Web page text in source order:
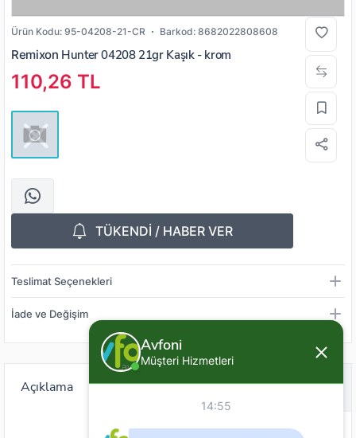
Ürün Kodu: 95-04208-21-CR Barkod: 8682022808608
Remixon Hunter 04208 21gr Kaşık - krom
110,26 TL
TÜKENDİ / HABER VER
Teslimat Seçenekleri
İade ve Değişim
Açıklama Değerlendirme (0)
Avfoni
Müşteri Hizmetleri
14:55